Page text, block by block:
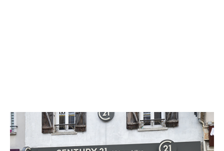
CENTURY 21 GP Immobilier
133 rue du Général de Gaulle